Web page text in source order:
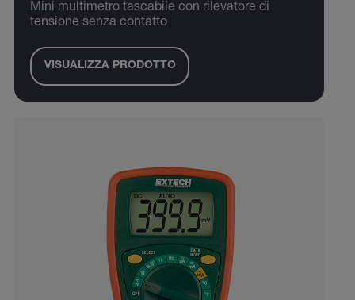
Mini multimetro tascabile con rilevatore di
tensione senza contatto
VISUALIZZA PRODOTTO